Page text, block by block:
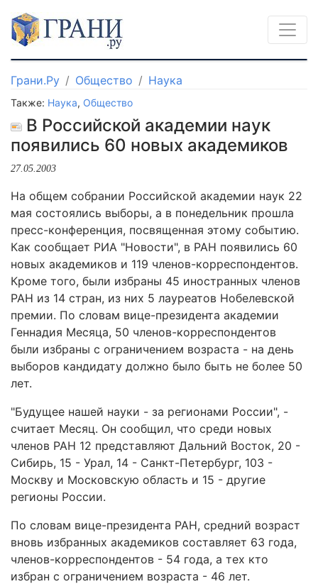
Грани.Ру Общество Наука
Также: Наука, Общество
В Российской академии наук
появились 60 новых академиков
27.05.2003
На общем собрании Российской академии наук 22
мая состоялись выборы, а в понедельник прошла
пресс-конференция, посвященная этому событию.
Как сообщает РИА "Новости", в РАН появились 60
новых академиков и 119 членов-корреспондентов.
Кроме того, были избраны 45 иностранных членов
РАН из 14 стран, из них 5 лауреатов Нобелевской
премии. По словам вице-президента академии
Геннадия Месяца, 50 членов-корреспондентов
были избраны с ограничением возраста - на день
выборов кандидату должно было быть не более 50
лет.
"Будущее нашей науки - за регионами России", -
считает Месяц. Он сообщил, что среди новых
членов РАН 12 представляют Дальний Восток, 20 -
Сибирь, 15 - Урал, 14 - Санкт-Петербург, 103 -
Москву и Московскую область и 15 - другие
регионы России.
По словам вице-президента РАН, средний возраст
вновь избранных академиков составляет 63 года,
членов-корреспондентов - 54 года, а тех кто
избран с ограничением возраста - 46 лет.